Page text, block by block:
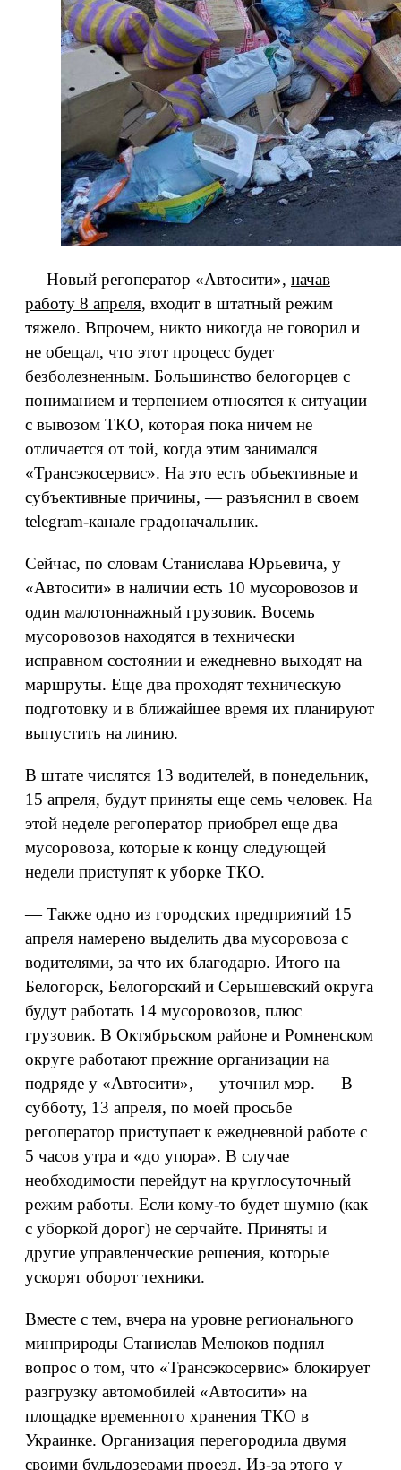
— Новый регоператор «Автосити», начав
работу 8 апреля, входит в штатный режим
тяжело. Впрочем, никто никогда не говорил и
не обещал, что этот процесс будет
безболезненным. Большинство белогорцев с
пониманием и терпением относятся к ситуации
с вывозом ТКО, которая пока ничем не
отличается от той, когда этим занимался
«Трансэкосервис». На это есть объективные и
субъективные причины, — разъяснил в своем
telegram-канале градоначальник.
Сейчас, по словам Станислава Юрьевича, у
«Автосити» в наличии есть 10 мусоровозов и
один малотоннажный грузовик. Восемь
мусоровозов находятся в технически
исправном состоянии и ежедневно выходят на
маршруты. Еще два проходят техническую
подготовку и в ближайшее время их планируют
выпустить на линию.
В штате числятся 13 водителей, в понедельник,
15 апреля, будут приняты еще семь человек. На
этой неделе регоператор приобрел еще два
мусоровоза, которые к концу следующей
недели приступят к уборке ТКО.
— Также одно из городских предприятий 15
апреля намерено выделить два мусоровоза с
водителями, за что их благодарю. Итого на
Белогорск, Белогорский и Серышевский округа
будут работать 14 мусоровозов, плюс
грузовик. В Октябрьском районе и Ромненском
округе работают прежние организации на
подряде у «Автосити», — уточнил мэр. — В
субботу, 13 апреля, по моей просьбе
регоператор приступает к ежедневной работе с
5 часов утра и «до упора». В случае
необходимости перейдут на круглосуточный
режим работы. Если кому-то будет шумно (как
с уборкой дорог) не серчайте. Приняты и
другие управленческие решения, которые
ускорят оборот техники.
Вместе с тем, вчера на уровне регионального
минприроды Станислав Мелюков поднял
вопрос о том, что «Трансэкосервис» блокирует
разгрузку автомобилей «Автосити» на
площадке временного хранения ТКО в
Украинке. Организация перегородила двумя
своими бульдозерами проезд. Из-за этого у